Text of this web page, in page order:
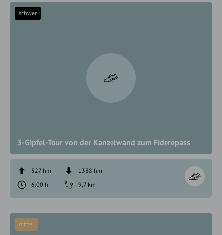
3-Gipfel-Tour von der Kanzelwand zum Fiderepass
schwer
527 hm
1338 hm
6:00 h
9,7 km
mittel